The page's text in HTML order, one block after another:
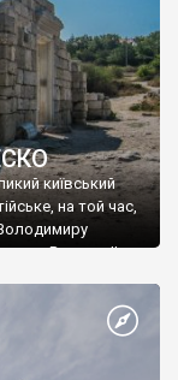
київський
на той час,
Василю ІІ, та
християнином.
Таврійського